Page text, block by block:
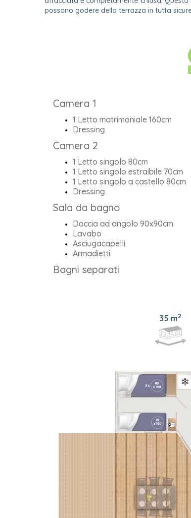
possono godere della terrazza in tutta
Camera 1
1 Letto matrimoniale 160cm
Dressing
Camera 2
1 Letto singolo 80cm
1 Letto singolo estraibile 70cm
1 Letto singolo a castello 80cm
Dressing
Sala da bagno
Doccia ad angolo 90x90cm
Lavabo
Asciugacapelli
Armadietti
Bagni separati
35 m2